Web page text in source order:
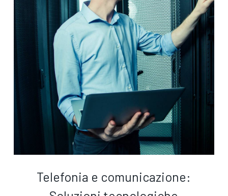
Telefonia e comunicazione: